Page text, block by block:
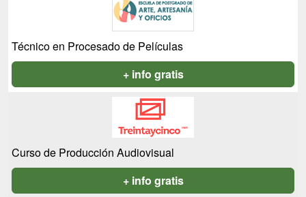
Técnico en Procesado de Películas
+ info gratis
Curso de Producción Audiovisual
+ info gratis